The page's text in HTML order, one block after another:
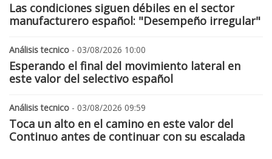
Las condiciones siguen débiles en el sector
manufacturero español: "Desempeño irregular"
Análisis tecnico - 03/08/2026 10:00
Esperando el final del movimiento lateral en
este valor del selectivo español
Análisis tecnico - 03/08/2026 09:59
Toca un alto en el camino en este valor del
Continuo antes de continuar con su escalada